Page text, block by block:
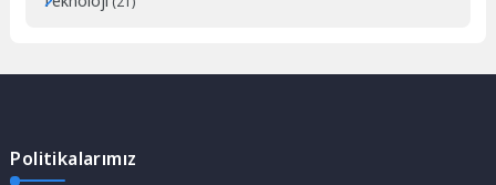
Politikalarımız